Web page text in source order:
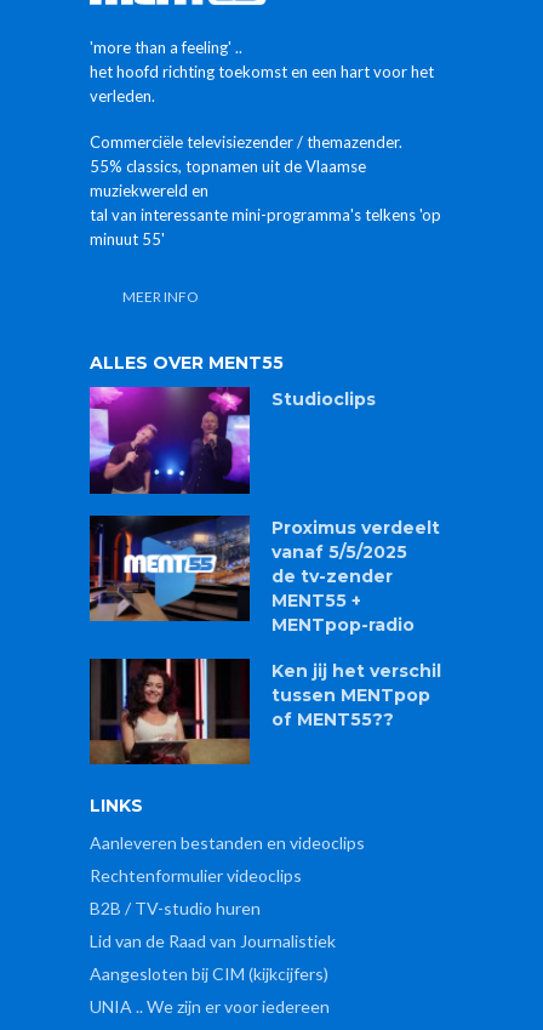
'more than a feeling' ..
het hoofd richting toekomst en een hart voor het
verleden.
Commerciële televisiezender / themazender.
55% classics, topnamen uit de Vlaamse
muziekwereld en
tal van interessante mini-programma's telkens 'op
minuut 55'
MEER INFO
ALLES OVER MENT55
Studioclips
Proximus verdeelt
vanaf 5/5/2025
de tv-zender
MENT55 +
MENTpop-radio
Ken jij het verschil
tussen MENTpop
of MENT55??
LINKS
Aanleveren bestanden en videoclips
Rechtenformulier videoclips
B2B / TV-studio huren
Lid van de Raad van Journalistiek
Aangesloten bij CIM (kijkcijfers)
UNIA .. We zijn er voor iedereen